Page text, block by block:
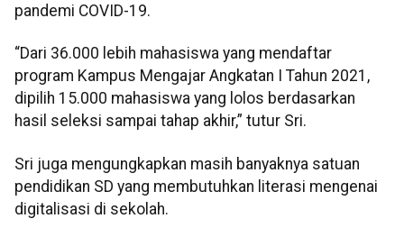
pandemi COVID-19.
“Dari 36.000 lebih mahasiswa yang mendaftar
program Kampus Mengajar Angkatan I Tahun 2021,
dipilih 15.000 mahasiswa yang lolos berdasarkan
hasil seleksi sampai tahap akhir,” tutur Sri.
Sri juga mengungkapkan masih banyaknya satuan
pendidikan SD yang membutuhkan literasi mengenai
digitalisasi di sekolah.